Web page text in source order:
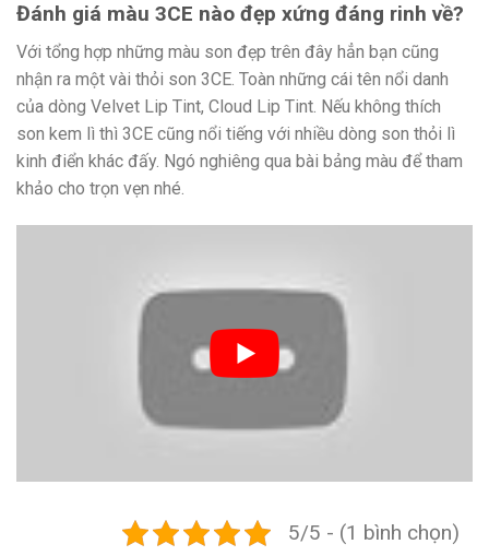
Đánh giá màu 3CE nào đẹp xứng đáng rinh về?
Với tổng hợp những màu son đẹp trên đây hẳn bạn cũng
nhận ra một vài thỏi son 3CE. Toàn những cái tên nổi danh
của dòng Velvet Lip Tint, Cloud Lip Tint. Nếu không thích
son kem lì thì 3CE cũng nổi tiếng với nhiều dòng son thỏi lì
kinh điển khác đấy. Ngó nghiêng qua bài bảng màu để tham
khảo cho trọn vẹn nhé.
5/5 - (1 bình chọn)